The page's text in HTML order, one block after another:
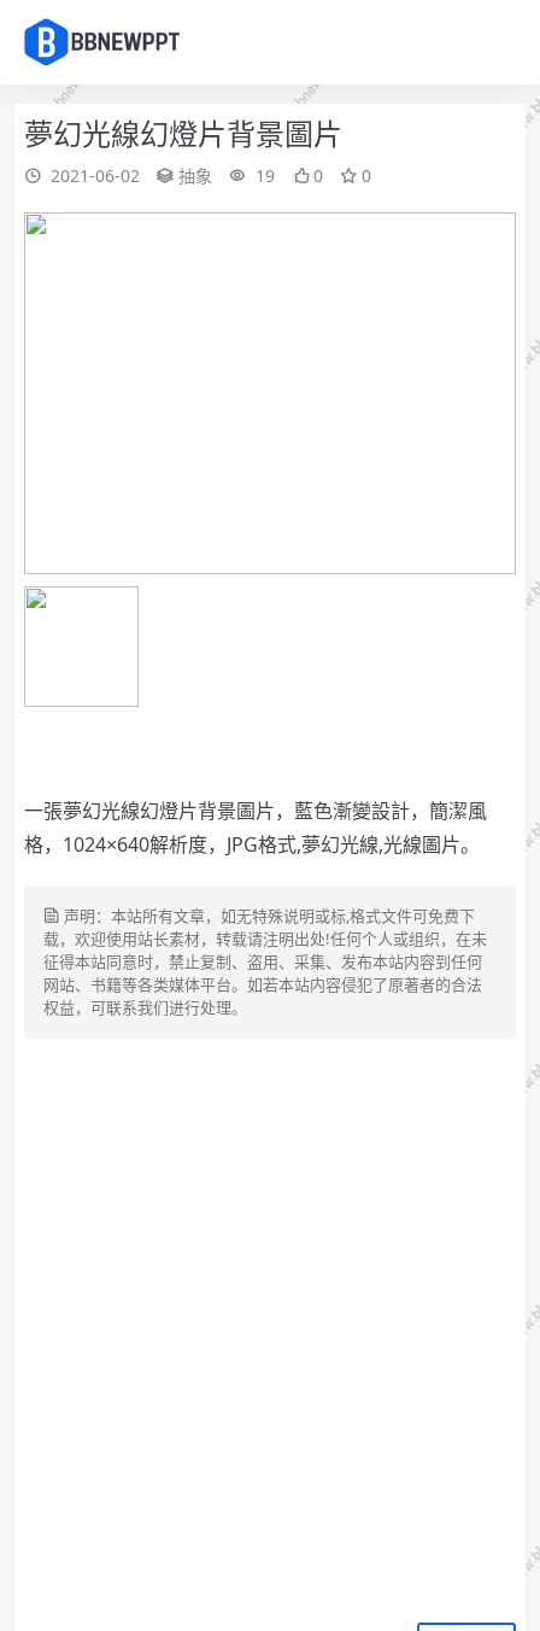
夢幻光線幻燈片背景圖片
2021-06-02 抽象 19 0 0
一張夢幻光線幻燈片背景圖片，藍色漸變設計，簡潔風
格，1024×640解析度，JPG格式,夢幻光線,光線圖片。
声明：本站所有文章，如无特殊说明或标,格式文件可免费下
载，欢迎使用站长素材，转载请注明出处!任何个人或组织，在未
征得本站同意时，禁止复制、盗用、采集、发布本站内容到任何
网站、书籍等各类媒体平台。如若本站内容侵犯了原著者的合法
权益，可联系我们进行处理。